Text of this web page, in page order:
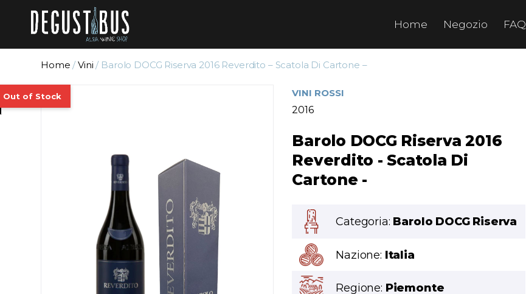
Home Negozio FAQ
Home /Vini / Barolo DOCG Riserva 2016 Reverdito – Scatola Di Cartone –
VINI ROSSI
2016
Barolo DOCG Riserva 2016
Reverdito - Scatola Di
Cartone -
Categoria: Barolo DOCG Riserva
Nazione: Italia
Regione: Piemonte